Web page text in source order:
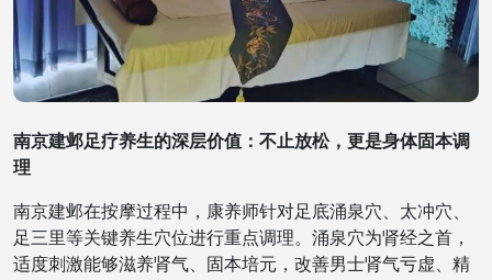
南京建邺足疗养生的深层价值：不止放松，更是身体固本调
理
南京建邺在按摩过程中，康养师针对足底涌泉穴、太冲穴、
足三里等关键养生穴位进行重点调理。涌泉穴为肾经之首，
适度刺激能够滋养肾气、固本培元，改善男士肾气亏虚、精